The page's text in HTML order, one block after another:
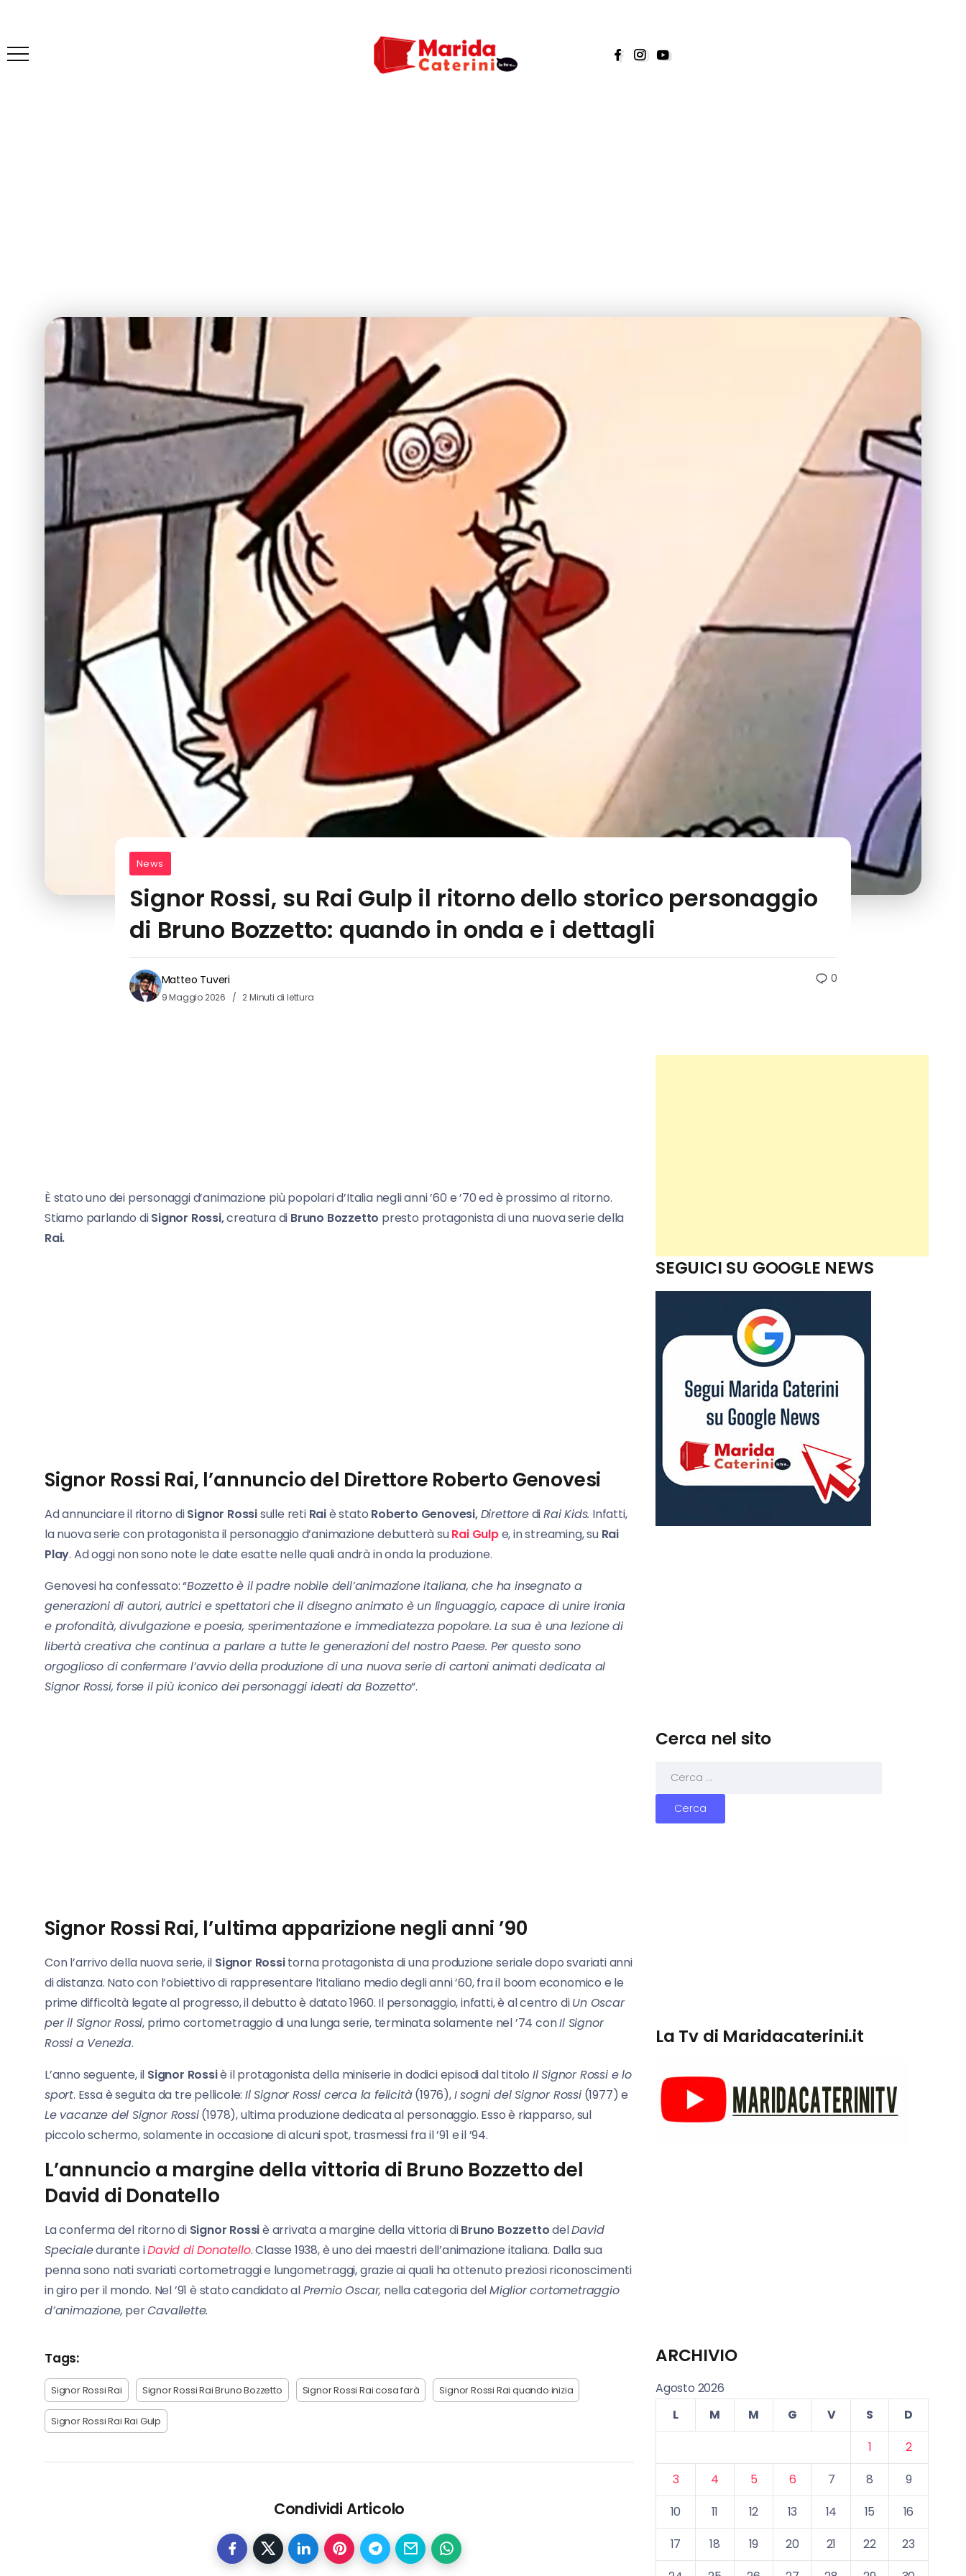
News
Signor Rossi, su Rai Gulp il ritorno dello storico personaggio
di Bruno Bozzetto: quando in onda e i dettagli
Matteo Tuveri
9 Maggio 2026 2 Minuti di lettura
0
È stato uno dei personaggi d’animazione più popolari d’Italia negli anni ’60 e ’70 ed è prossimo al ritorno.
Stiamo parlando diSignor Rossi,creatura di Bruno Bozzetto presto protagonista di una nuova serie della
Rai.
Signor Rossi Rai, l’annuncio del Direttore Roberto Genovesi
Ad annunciare il ritorno diSignor Rossisulle reti Raiè stato Roberto Genovesi,DirettorediRai Kids. Infatti,
la nuova serie con protagonista il personaggio d’animazione debutterà suRai Gulpe, in streaming, su Rai
Play. Ad oggi non sono note le date esatte nelle quali andrà in onda la produzione.
Genovesi ha confessato: “Bozzetto è il padre nobile dell’animazione italiana, che ha insegnato a
generazioni di autori, autrici e spettatori che il disegno animato è un linguaggio, capace di unire ironia
e profondità, divulgazione e poesia, sperimentazione e immediatezza popolare. La sua è una lezione di
libertà creativa che continua a parlare a tutte le generazioni del nostro Paese. Per questo sono
orgoglioso di confermare l’avvio della produzione di una nuova serie di cartoni animati dedicata al
Signor Rossi, forse il più iconico dei personaggi ideati da Bozzetto“.
Signor Rossi Rai, l’ultima apparizione negli anni ’90
Con l’arrivo della nuova serie, il Signor Rossitorna protagonista di una produzione seriale dopo svariati anni
di distanza. Nato con l’obiettivo di rappresentare l’italiano medio degli anni ’60, fra il boom economico e le
prime difficoltà legate al progresso, il debutto è datato 1960. Il personaggio, infatti, è al centro diUn Oscar
per il Signor Rossi, primo cortometraggio di una lunga serie, terminata solamente nel ’74 conIl Signor
Rossi a Venezia.
L’anno seguente, il Signor Rossiè il protagonista della miniserie in dodici episodi dal titolo Il Signor Rossi e lo
sport. Essa è seguita da tre pellicole: Il Signor Rossi cerca la felicità(1976),I sogni del Signor Rossi(1977) e
Le vacanze del Signor Rossi(1978), ultima produzione dedicata al personaggio. Esso è riapparso, sul
piccolo schermo, solamente in occasione di alcuni spot, trasmessi fra il ’91 e il ’94.
L’annuncio a margine della vittoria di Bruno Bozzetto del
David di Donatello
La conferma del ritorno di Signor Rossiè arrivata a margine della vittoria diBruno BozzettodelDavid
Specialedurante iDavid di Donatello. Classe 1938, è uno dei maestri dell’animazione italiana. Dalla sua
penna sono nati svariati cortometraggi e lungometraggi, grazie ai quali ha ottenuto preziosi riconoscimenti
in giro per il mondo. Nel ’91 è stato candidato alPremio Oscar, nella categoria delMiglior cortometraggio
d’animazione, perCavallette.
Tags:
Signor Rossi Rai Signor Rossi Rai Bruno Bozzetto Signor Rossi Rai cosa farà Signor Rossi Rai quando inizia
Signor Rossi Rai Rai Gulp
Condividi Articolo
SEGUICI SU GOOGLE NEWS
Cerca nel sito
La Tv di Maridacaterini.it
ARCHIVIO
Agosto 2026
L
M M G V S
D
1
2
3
4 5 6 7 8
9
10
11 12 13 14 15
16
17
18 19 20 21 22
23